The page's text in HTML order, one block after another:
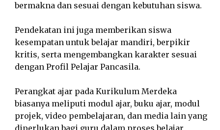
bermakna dan sesuai dengan kebutuhan siswa.
Pendekatan ini juga memberikan siswa
kesempatan untuk belajar mandiri, berpikir
kritis, serta mengembangkan karakter sesuai
dengan Profil Pelajar Pancasila.
Perangkat ajar pada Kurikulum Merdeka
biasanya meliputi modul ajar, buku ajar, modul
projek, video pembelajaran, dan media lain yang
diperlukan bagi guru dalam proses belajar